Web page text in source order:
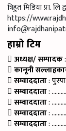
त्रिहुत मिडिया प्रा.
https://
हाम्रो टिम
अध्यक्ष/ सम्पादक
कानूनी
सम्वाददाता:
सम्वाददाता:
सम्वाददाता:
सम्वाददाता:
सम्वाददाता: